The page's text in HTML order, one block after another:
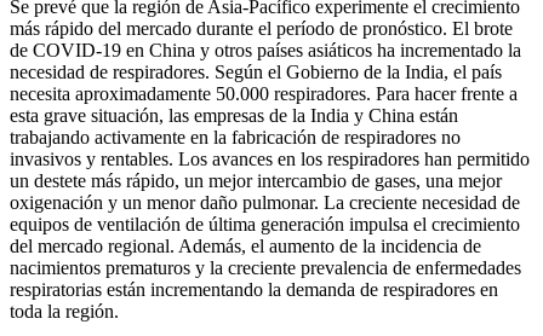
Se prevé que la región de Asia-Pacífico experimente el crecimiento
más rápido del mercado durante el período de pronóstico. El brote
de COVID-19 en China y otros países asiáticos ha incrementado la
necesidad de respiradores. Según el Gobierno de la India, el país
necesita aproximadamente 50.000 respiradores. Para hacer frente a
esta grave situación, las empresas de la India y China están
trabajando activamente en la fabricación de respiradores no
invasivos y rentables. Los avances en los respiradores han permitido
un destete más rápido, un mejor intercambio de gases, una mejor
oxigenación y un menor daño pulmonar. La creciente necesidad de
equipos de ventilación de última generación impulsa el crecimiento
del mercado regional. Además, el aumento de la incidencia de
nacimientos prematuros y la creciente prevalencia de enfermedades
respiratorias están incrementando la demanda de respiradores en
toda la región.